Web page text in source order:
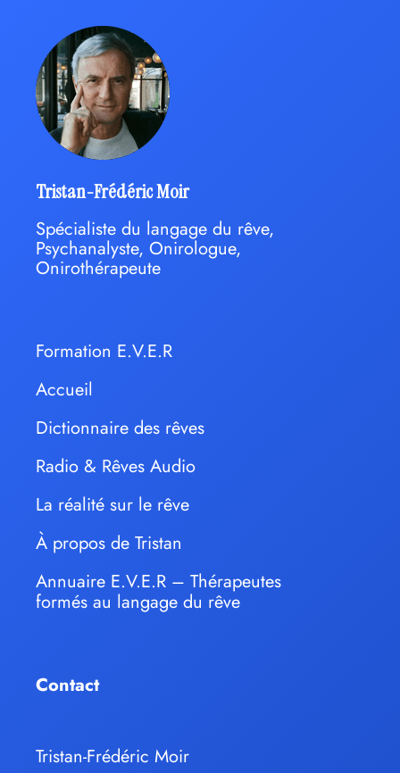
Tristan-Frédéric Moir
Spécialiste du langage du rêve,
Psychanalyste, Onirologue,
Onirothérapeute
Formation E.V.E.R
Accueil
Dictionnaire des rêves
Radio & Rêves Audio
La réalité sur le rêve
À propos de Tristan
Annuaire E.V.E.R – Thérapeutes
formés au langage du rêve
Contact
Tristan-Frédéric Moir